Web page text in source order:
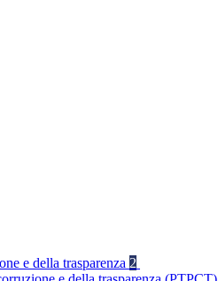
e della trasparenza 2